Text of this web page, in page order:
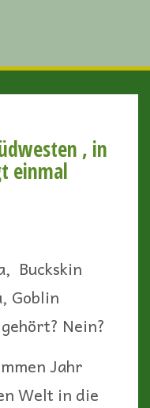
, in
einmal
Buckskin
Goblin
Nein?
Jahr
Welt in die